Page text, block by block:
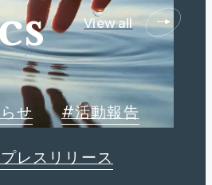
s View all
せ #活動報告
レスリリース